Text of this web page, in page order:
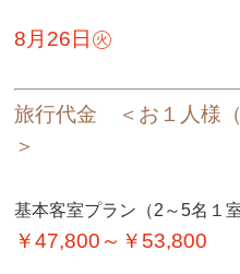
8月26日㊋
旅行代金 ＜お１人様
＞
基本客室プラン（2～5名１室
￥47,800～￥53,800